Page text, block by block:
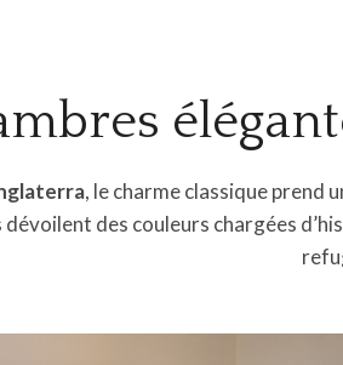
, le charme classique prend
des couleurs chargées